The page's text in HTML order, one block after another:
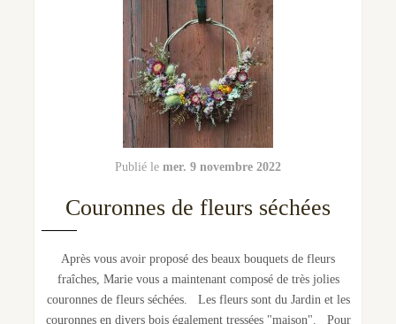
mer. 9 novembre 2022
Couronnes de fleurs séchées
Après vous avoir proposé des beaux bouquets de fleurs
fraîches, Marie vous a maintenant composé de très jolies
couronnes de fleurs séchées. Les fleurs sont du Jardin et les
couronnes en divers bois également tressées "maison". Pour